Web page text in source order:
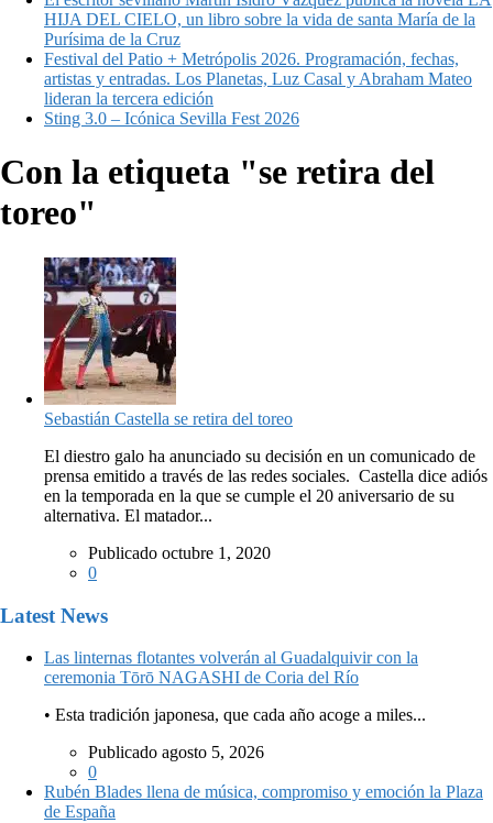
HIJA DEL CIELO, un libro sobre la vida de santa María de la
Purísima de la Cruz
Festival del Patio + Metrópolis 2026. Programación, fechas,
artistas y entradas. Los Planetas, Luz Casal y Abraham Mateo
lideran la tercera edición
Sting 3.0 – Icónica Sevilla Fest 2026
Con la etiqueta "se retira del
toreo"
Sebastián Castella se retira del toreo
El diestro galo ha anunciado su decisión en un comunicado de
prensa emitido a través de las redes sociales. Castella dice adiós
en la temporada en la que se cumple el 20 aniversario de su
alternativa. El matador...
Publicado octubre 1, 2020
0
Latest News
Las linternas flotantes volverán al Guadalquivir con la
ceremonia Tōrō NAGASHI de Coria del Río
• Esta tradición japonesa, que cada año acoge a miles...
Publicado agosto 5, 2026
0
Rubén Blades llena de música, compromiso y emoción la Plaza
de España